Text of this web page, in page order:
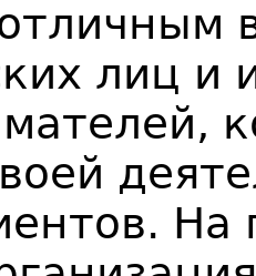
лиц и
На